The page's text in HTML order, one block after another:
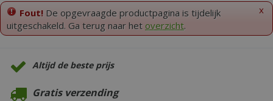
t
n
x
Fout! De opgevraagde productpagina is tijdelijk
uitgeschakeld. Ga terug naar het overzicht.
Altijd de beste prijs
Gratis verzending